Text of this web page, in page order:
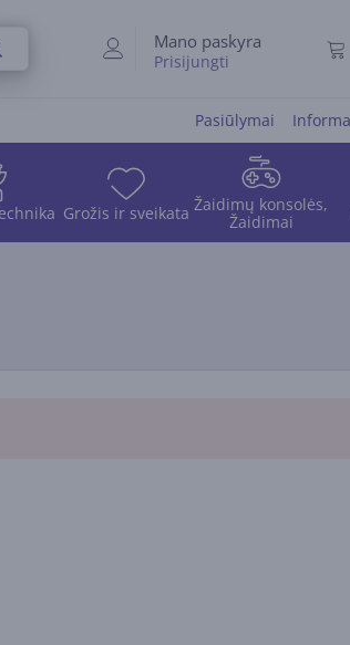
Mano paskyra
Prisijungti
Pasiūlymai
Grožis ir sveikata Žaidimų konsolės,
Žaidimai